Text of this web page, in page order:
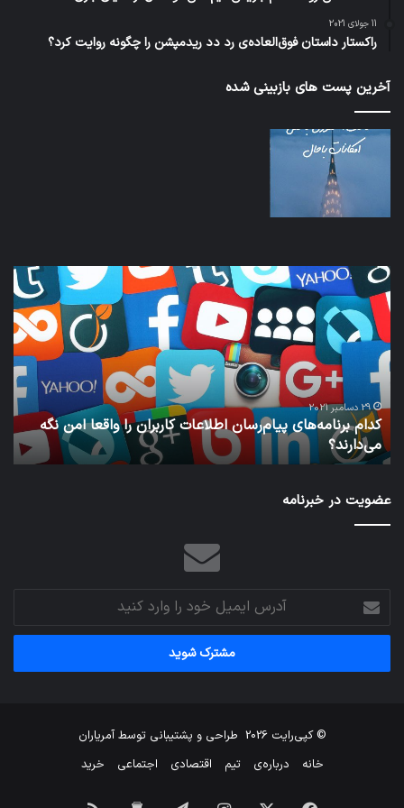
11 جولای 2021
راکستار داستان فوق‌العاده‌ی رد دد ریدمپشن را چگونه روایت کرد؟
آخرین پست های بازبینی شده
کدام
برنامه‌های
پیام‌رسان
اطلاعات
کاربران
را
واقعا
امن
نگه
می‌دارند؟
29 دسامبر 2021
کدام برنامه‌های پیام‌رسان اطلاعات کاربران را واقعا امن نگه
می‌دارند؟
اپل
عضویت در خبرنامه
آدرس
ایمیل
خود
وارد
© کپی‌رایت 2026 طراحی و پشتیبانی توسطآمریاران
خانه
درباره‌ی تیم اقتصادی اجتماعی خرید